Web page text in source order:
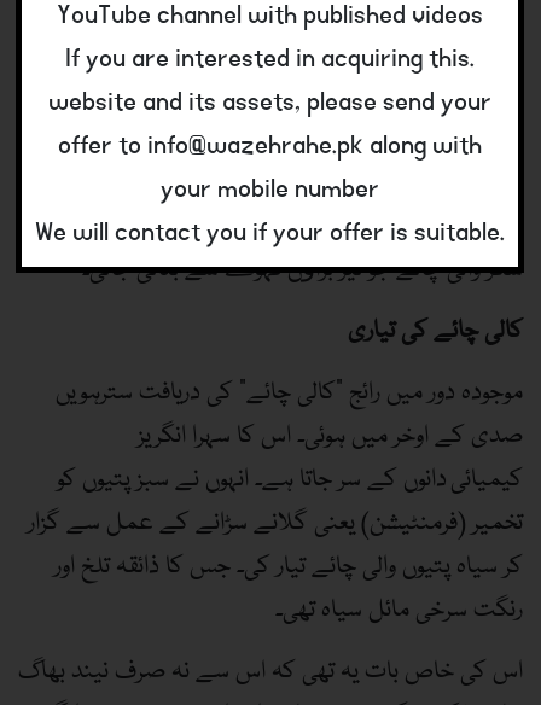
ہوا کہ اس دور کے بہت سے کاروباری اس بزنس میں کود
گئے اور 1682ء تک محض لندن اور اس کے مضاف میں
200 سے زائد چائے خانے قائم ہوگئے۔
ان قہوہ خانوں میں عموماً تین قسم کی چائے تیاری ہوتی
تھی یعنی روایتی سنہری چائے، ڈارک براﺅن چائے اور دودھ
شکر والی چائے جو تیز براﺅن قہوے سے بنائی جاتی۔
کالی چائے کی تیاری
موجودہ دور میں رائج ”کالی چائے“ کی دریافت سترہویں
صدی کے اوخر میں ہوئی۔ اس کا سہرا انگریز
کیمیائی دانوں کے سر جاتا ہے۔ انہوں نے سبز پتیوں کو
تخمیر (فرمنٹیشن) یعنی گلانے سڑانے کے عمل سے گزار
کر سیاہ پتیوں والی چائے تیار کی۔ جس کا ذائقہ تلخ اور
رنگت سرخی مائل سیاہ تھی۔
اس کی خاص بات یہ تھی کہ اس سے نہ صرف نیند بھاگ
YouTube channel with published videos
.If you are interested in acquiring this
website and its assets, please send your
offer to info@wazehrahe.pk along with
your mobile number
.We will contact you if your offer is suitable